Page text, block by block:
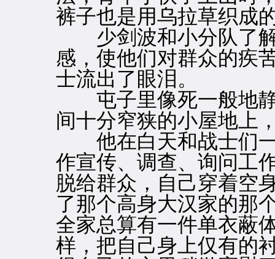
裤子也是用乌拉草织成
少剑波和小分队了解
感，使他们对群众的疾
士流出了眼泪。
屯子里像死一般地静
间十分窄狭的小屋地上
他在白天和战士们一
作宣传、调查、询问工
脱给群众，自己穿着空
了那个高身大汉家的那
全家总算有一件单衣蔽
样，把自己身上仅有的